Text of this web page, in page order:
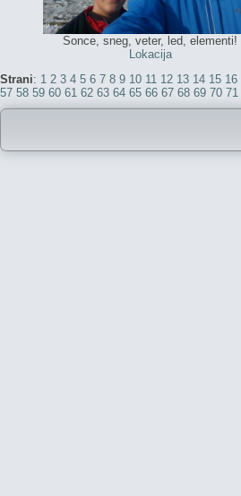
Sonce, sneg, veter, led, elementi!
Lokacija
Strani: 1 2 3 4 5 6 7 8 9 10 11 12 13 14 15 16
57 58 59 60 61 62 63 64 65 66 67 68 69 70 71